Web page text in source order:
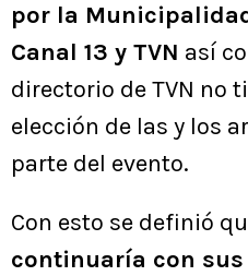
por la
Canal 13 y TVN así
directorio de TVN no
elección de las y los
parte del evento.
Con esto se definió
continuaría con sus